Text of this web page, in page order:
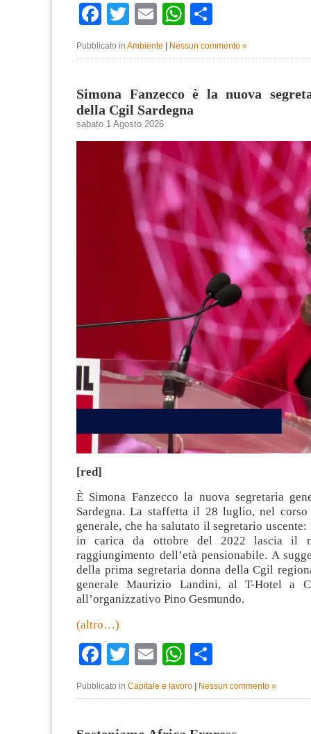
Facebook
TwitterEmailWhatsApp
Pubblicato in Ambiente Nessun commento »
Simona Fanzecco è la nuova
della Cgil Sardegna
sabato 1 Agosto 2026
[red]
È Simona Fanzecco la nuova segretaria
Sardegna. La staffetta il 28 luglio, nel corso
generale, che ha salutato il segretario uscente:
in carica da ottobre del 2022 lascia il
raggiungimento dell’età pensionabile. A
della prima segretaria donna della Cgil
generale Maurizio Landini, al T-Hotel a
all’organizzativo Pino Gesmundo.
(altro…)
Facebook
TwitterEmailWhatsApp
Pubblicato in Capitale e lavoro | Nessun commento »